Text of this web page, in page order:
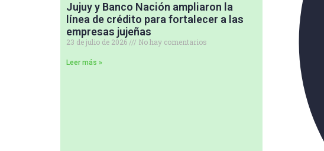
Jujuy y Banco Nación ampliaron la
línea de crédito para fortalecer a las
empresas jujeñas
23 de julio de 2026 No hay comentarios
Leer más »